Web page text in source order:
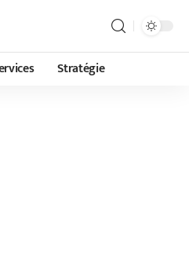
Stratégie